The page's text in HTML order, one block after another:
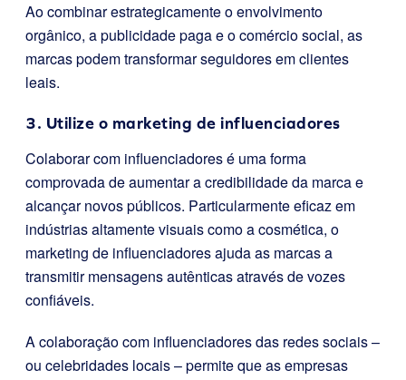
Ao combinar estrategicamente o envolvimento
orgânico, a publicidade paga e o comércio social, as
marcas podem transformar seguidores em clientes
leais.
3. Utilize o marketing de influenciadores
Colaborar com influenciadores é uma forma
comprovada de aumentar a credibilidade da marca e
alcançar novos públicos. Particularmente eficaz em
indústrias altamente visuais como a cosmética, o
marketing de influenciadores ajuda as marcas a
transmitir mensagens autênticas através de vozes
confiáveis.
A colaboração com influenciadores das redes sociais –
ou celebridades locais – permite que as empresas